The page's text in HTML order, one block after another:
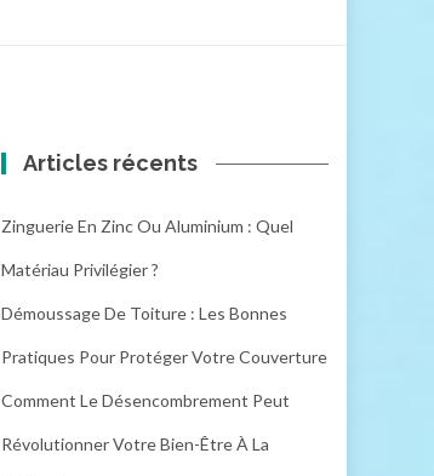
Articles récents
Zinguerie En Zinc Ou Aluminium : Quel
Matériau Privilégier ?
Démoussage De Toiture : Les Bonnes
Pratiques Pour Protéger Votre Couverture
Comment Le Désencombrement Peut
Révolutionner Votre Bien-Être À La